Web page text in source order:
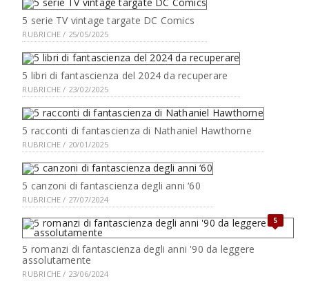
5 serie TV vintage targate DC Comics
RUBRICHE / 25/05/2025
5 libri di fantascienza del 2024 da recuperare
RUBRICHE / 23/02/2025
5 racconti di fantascienza di Nathaniel Hawthorne
RUBRICHE / 20/01/2025
5 canzoni di fantascienza degli anni ‘60
RUBRICHE / 27/07/2024
5
5 romanzi di fantascienza degli anni '90 da leggere
assolutamente
RUBRICHE / 23/06/2024